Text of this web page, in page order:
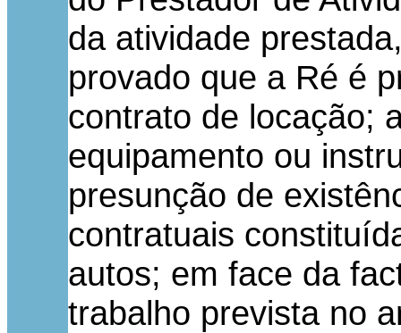
da atividade
provado que a Ré é
contrato de locação;
equipamento ou
presunção de
contratuais
autos; em face da
trabalho prevista no